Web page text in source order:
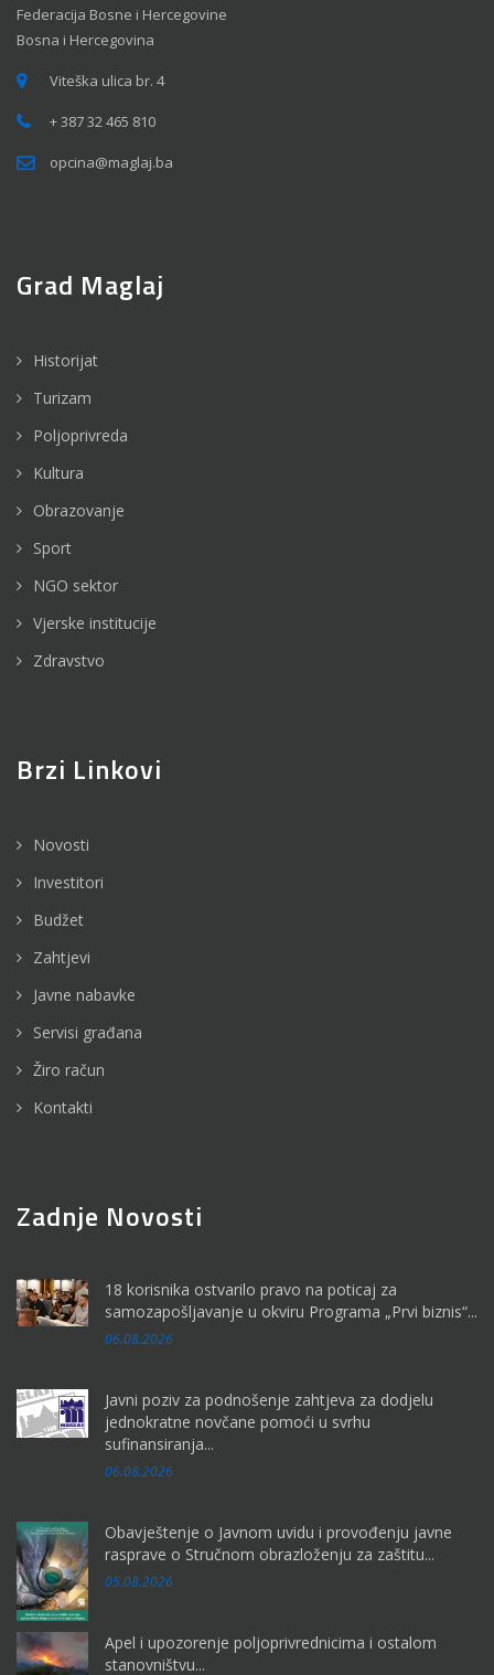
Federacija Bosne i Hercegovine
Bosna i Hercegovina
Viteška ulica br. 4
+ 387 32 465 810
opcina@maglaj.ba
Grad Maglaj
Historijat
Turizam
Poljoprivreda
Kultura
Obrazovanje
Sport
NGO sektor
Vjerske institucije
Zdravstvo
Brzi Linkovi
Novosti
Investitori
Budžet
Zahtjevi
Javne nabavke
Servisi građana
Žiro račun
Kontakti
Zadnje Novosti
18 korisnika ostvarilo pravo na poticaj za
samozapošljavanje u okviru Programa „Prvi biznis“...
06.08.2026
Javni poziv za podnošenje zahtjeva za dodjelu
jednokratne novčane pomoći u svrhu
sufinansiranja...
06.08.2026
Obavještenje o Javnom uvidu i provođenju javne
rasprave o Stručnom obrazloženju za zaštitu...
05.08.2026
Apel i upozorenje poljoprivrednicima i ostalom
stanovništvu...